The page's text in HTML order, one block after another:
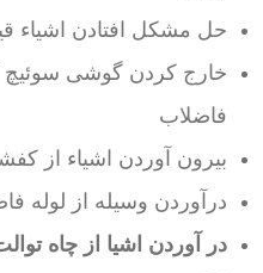
حل مشکل افتادن اشیاء
خارج کردن گوشی سوئیچ
فاضلاب
بیرون آوردن اشیاء از
درآوردن وسیله از لوله
در آوردن اشیا از چاه